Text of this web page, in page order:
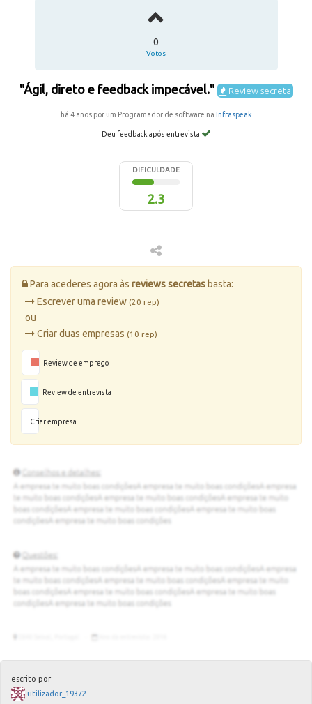
0
Votos
"Ágil, direto e feedback impecável." Review secreta
há 4 anos por um Programador de software na Infraspeak
Deu feedback após entrevista
DIFICULDADE
2.3
Para acederes agora às reviews secretas basta:
Escrever uma review (20 rep)
ou
Criar duas empresas (10 rep)
Review de emprego
Review de entrevista
Criar empresa
escrito por
utilizador_19372